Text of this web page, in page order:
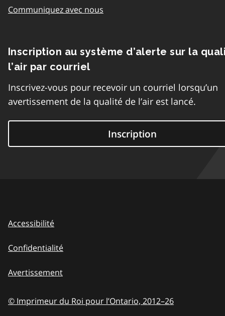
Communiquez avec nous
Inscription au système d’alerte sur la
l’air par courriel
Inscrivez-vous pour recevoir un courriel lorsqu’un
avertissement de la qualité de l’air est lancé.
Inscription
Accessibilité
Confidentialité
Avertissement
© Imprimeur du Roi pour l’Ontario, 2012–26